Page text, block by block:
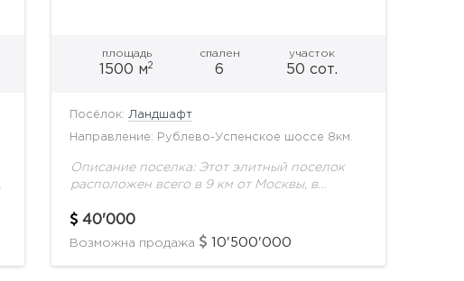
площадь
1500 м2
спален
6
участок
50 сот.
Посёлок: Ландшафт
Направление: Рублево-Успенское шоссе 8км.
Описание поселка: Этот элитный поселок
расположен всего в 9 км от Москвы, в
живописном берегу небольшого озера.
Недалеко от комплекса протекает Москва-
40'000
Возможна продажа 10'500'000